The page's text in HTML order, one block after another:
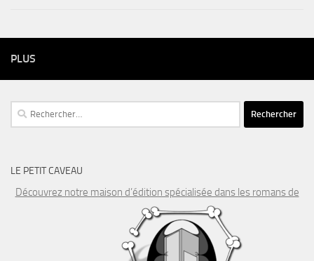
PLUS
Rechercher :
LE PETIT CAVEAU
Découvrez notre maison d’édition spécialisée dans les romans de